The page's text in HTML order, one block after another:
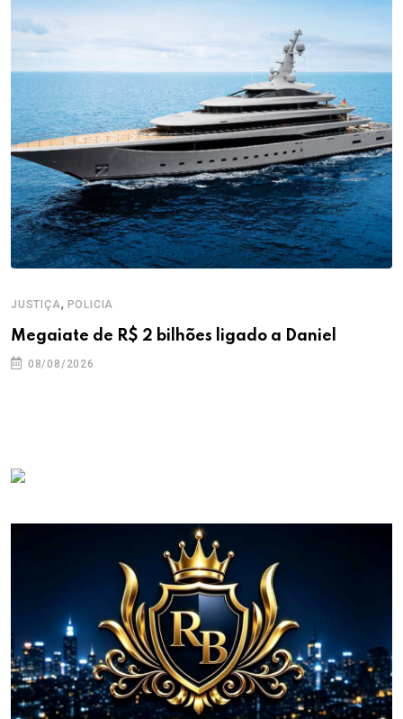
JUSTIÇA, POLICIA
Megaiate de R$ 2 bilhões ligado a Daniel
08/08/2026